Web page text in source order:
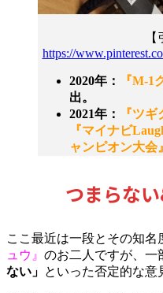
https://
2020年： 『M-1
出。
2021年：
『ツ
『マイナビ
ャンピオン大会』
つまらな
ここ最近は一段とその知
ュウ』 のお二人ですが、一
ない」 といった否定的な意